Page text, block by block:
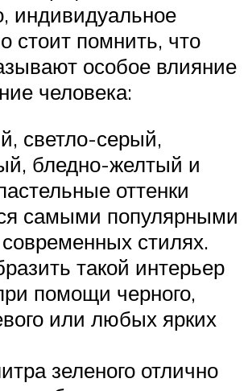
индивидуальное
стоит помнить, что
особое влияние
человека:
светло-серый,
бледно-желтый и
оттенки
самыми популярными
стилях.
такой интерьер
помощи черного,
или любых ярких
зеленого отлично